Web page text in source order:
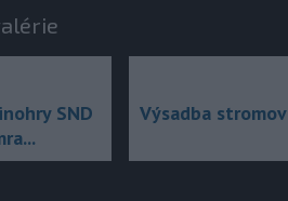
SND
Výsadba stromov